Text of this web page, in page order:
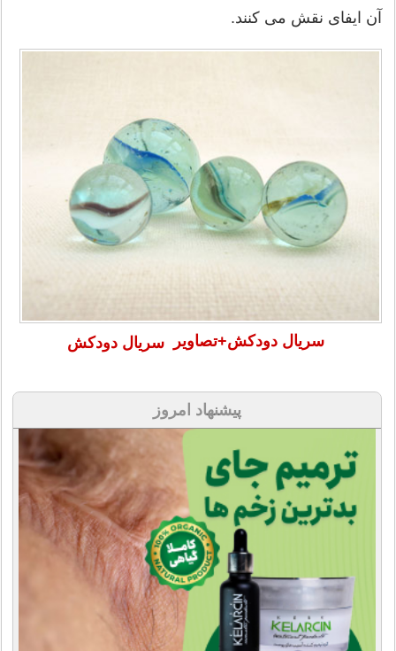
آن ایفای نقش می کنند.
سریال دودکش+تصاویر سریال دودکش
پیشنهاد امروز